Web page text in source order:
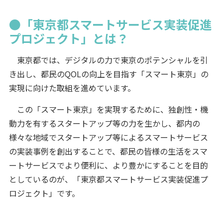
●「東京都スマートサービス実装促進
プロジェクト」とは？
東京都では、デジタルの力で東京のポテンシャルを引
き出し、都民のQOLの向上を目指す「スマート東京」の
実現に向けた取組を進めています。
この「スマート東京」を実現するために、独創性・機
動力を有するスタートアップ等の力を生かし、都内の
様々な地域でスタートアップ等によるスマートサービス
の実装事例を創出することで、都民の皆様の生活をスマ
ートサービスでより便利に、より豊かにすることを目的
としているのが、「東京都スマートサービス実装促進プ
ロジェクト」です。